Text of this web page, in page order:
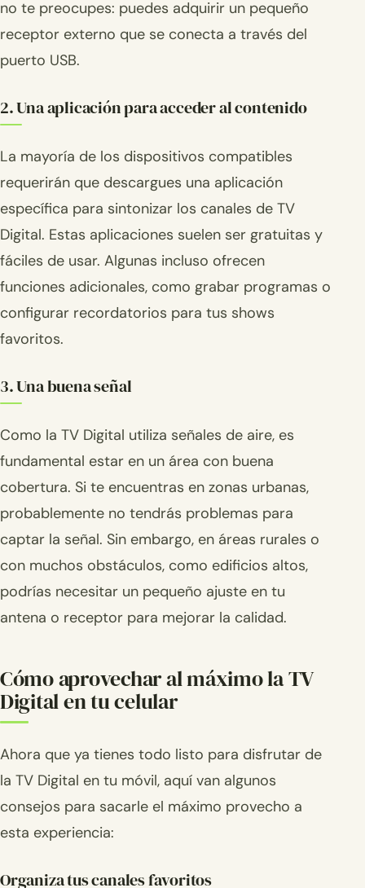
no te preocupes: puedes adquirir un pequeño
receptor externo que se conecta a través del
puerto USB.
2. Una aplicación para acceder al contenido
La mayoría de los dispositivos compatibles
requerirán que descargues una aplicación
específica para sintonizar los canales de TV
Digital. Estas aplicaciones suelen ser gratuitas y
fáciles de usar. Algunas incluso ofrecen
funciones adicionales, como grabar programas o
configurar recordatorios para tus shows
favoritos.
3. Una buena señal
Como la TV Digital utiliza señales de aire, es
fundamental estar en un área con buena
cobertura. Si te encuentras en zonas urbanas,
probablemente no tendrás problemas para
captar la señal. Sin embargo, en áreas rurales o
con muchos obstáculos, como edificios altos,
podrías necesitar un pequeño ajuste en tu
antena o receptor para mejorar la calidad.
Cómo aprovechar al máximo la TV
Digital en tu celular
Ahora que ya tienes todo listo para disfrutar de
la TV Digital en tu móvil, aquí van algunos
consejos para sacarle el máximo provecho a
esta experiencia:
Organiza tus canales favoritos